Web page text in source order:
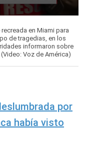
en Miami para
de tragedias, en los
informaron sobre
Voz de América)
por
había visto